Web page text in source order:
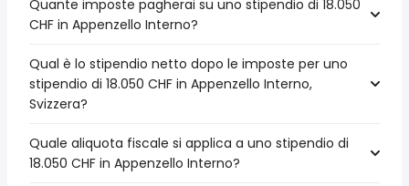
Quante imposte pagherai su uno stipendio di 18.050
CHF in Appenzello Interno?
Qual è lo stipendio netto dopo le imposte per uno
stipendio di 18.050 CHF in Appenzello Interno,
Svizzera?
Quale aliquota fiscale si applica a uno stipendio di
18.050 CHF in Appenzello Interno?